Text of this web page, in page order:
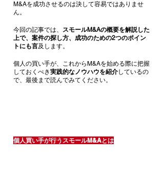
M&Aを成功させるのは決して容易ではありませ
ん。
今回の記事では、 スモールM&Aの概要を解説した
上で、案件の探し方、成功のための2つのポイン
トにも言及します。
個人の買い手が、これからM&Aを始める際に把握
しておくべき実践的なノウハウを紹介しているの
で、最後まで読んでみてください。
個人買い手が行うスモールM&Aとは